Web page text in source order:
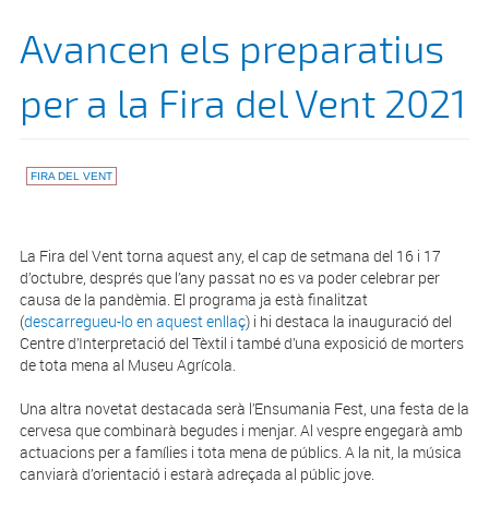
Avancen els preparatius
per a la Fira del Vent 2021
FIRA DEL VENT
La Fira del Vent torna aquest any, el cap de setmana del 16 i 17
d’octubre, després que l’any passat no es va poder celebrar per
causa de la pandèmia. El programa ja està finalitzat
(descarregueu-lo en aquest enllaç) i hi destaca la inauguració del
Centre d’Interpretació del Tèxtil i també d’una exposició de morters
de tota mena al Museu Agrícola.
Una altra novetat destacada serà l’Ensumania Fest, una festa de la
cervesa que combinarà begudes i menjar. Al vespre engegarà amb
actuacions per a famílies i tota mena de públics. A la nit, la música
canviarà d’orientació i estarà adreçada al públic jove.